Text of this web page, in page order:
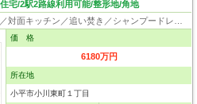
宅/2駅2路線利用可能/整形地/角地
価 格
6180万円
所在地
小平市小川東町１丁目